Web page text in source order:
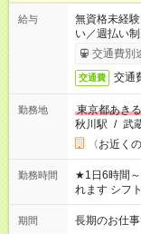
給与
無資格未経
い／週払い
完了次第の
交通費別
交通費 交通
勤務地
東京都あき
秋川駅 / 武
〈お近く
勤務時間
★1日6時間～の時短シフト
れます シフ
18：00 11：00～20：00
合わせ週40
期間 長期のお仕